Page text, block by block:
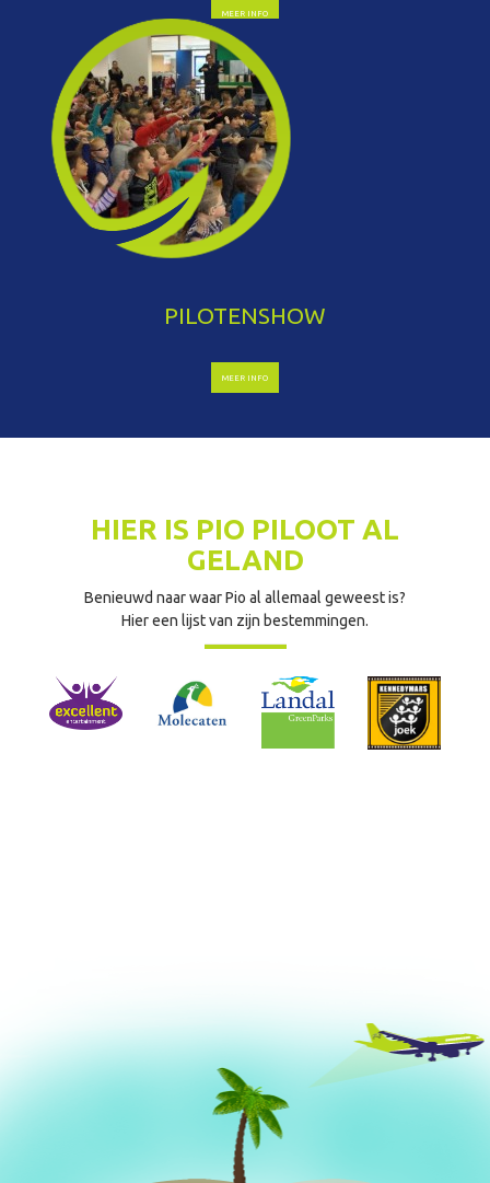
MEER INFO
PILOTENSHOW
MEER INFO
HIER IS PIO PILOOT AL
GELAND
Benieuwd naar waar Pio al allemaal geweest is?
Hier een lijst van zijn bestemmingen.